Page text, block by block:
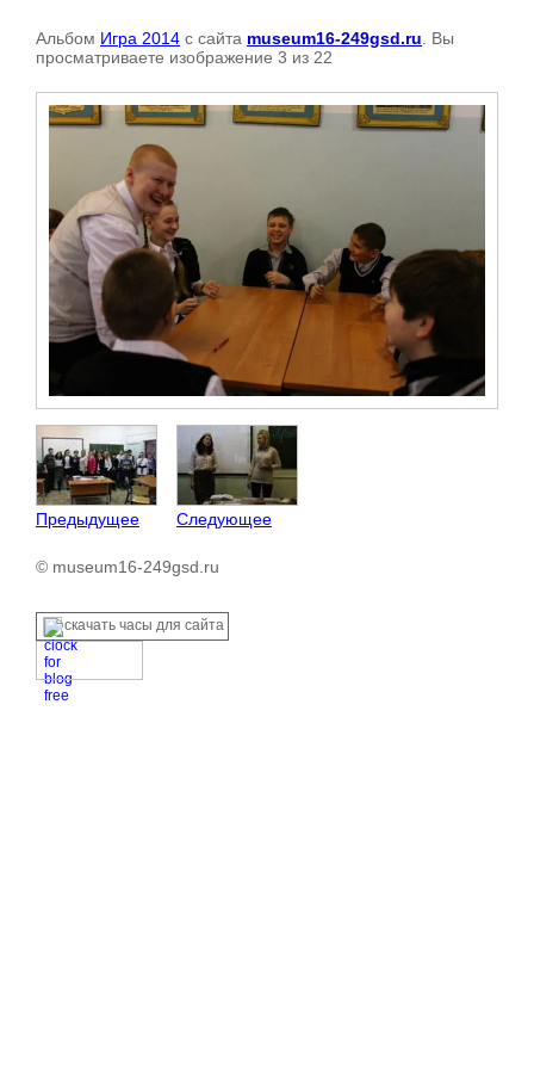
Альбом Игра 2014 с сайта museum16-249gsd.ru . Вы
просматриваете изображение 3 из 22
Предыдущее Следующее
© museum16-249gsd.ru
скачать часы для сайта